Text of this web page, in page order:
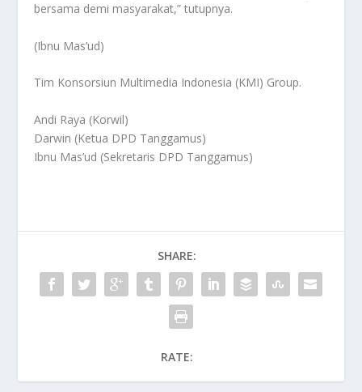
bersama demi masyarakat,” tutupnya.
(Ibnu Mas’ud)
Tim Konsorsiun Multimedia Indonesia (KMI) Group.
Andi Raya (Korwil)
Darwin (Ketua DPD Tanggamus)
Ibnu Mas’ud (Sekretaris DPD Tanggamus)
SHARE:
RATE: